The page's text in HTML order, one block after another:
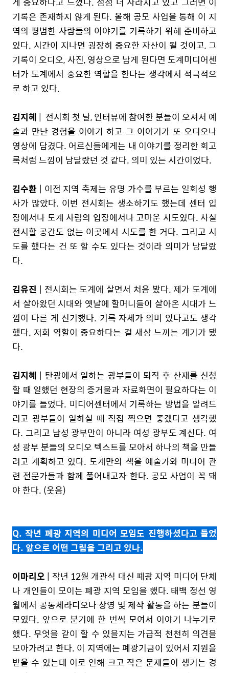
기록은 존재하지 않게 된다. 올해 공모 사업을 통해 이 지
역의 평범한 사람들의 이야기를 기록하기 위해 준비하고
있다. 시간이 지나면 굉장히 중요한 자산이 될 것이고, 그
기록이 오디오, 사진, 영상으로 남게 된다면 도계미디어센
터가 도계에서 중요한 역할을 한다는 생각에서 적극적으
로 하고 있다.
김지혜 | 전시회 첫 날, 인터뷰에 참여한 분들이 오셔서 예
술과 만난 경험을 이야기 하고 그 이야기가 또 오디오나
영상에 담겼다. 어르신들에게는 내 이야기를 정리한 회고
록처럼 느낌이 남달랐던 것 같다. 의미 있는 시간이었다.
김수환 | 이전 지역 축제는 유명 가수를 부르는 일회성 행
사가 많았다. 이번 전시회는 생소하기도 했는데 센터 입
장에서나 도계 사람의 입장에서나 고마운 시도였다. 사실
전시할 공간도 없는 이곳에서 시도를 한 거다. 그리고 시
도를 했다는 건 또 할 수도 있다는 것이라 의미가 남달랐
다.
김유진 | 전시회는 도계에 살면서 처음 봤다. 제가 도계에
서 살아왔던 시대와 옛날에 할머니들이 살아온 시대가 느
낌이 다른 게 신기했다. 기록 자체가 의미 있다고도 생각
했다. 저희 역할이 중요하다는 걸 새삼 느끼는 계기가 됐
다.
김지혜 | 탄광에서 일하는 광부들이 퇴직 후 산재를 신청
할 때 일했던 현장의 증거물과 자료화면이 필요하다는 이
야기를 들었다. 미디어센터에서 기록하는 방법을 알려드
리고 광부들이 일하실 때 직접 찍으면 좋겠다고 생각했
다. 그리고 남성 광부만이 아니라 여성 광부도 계신다. 여
성 광부 분들의 오디오 텍스트를 모아서 하나의 책을 만들
려고 계획하고 있다. 도계만의 색을 예술가와 미디어 관
련 전문가들과 함께 풀어내고자 한다. 공모 사업이 꼭 돼
야 한다. (웃음)
Q. 작년 폐광 지역의 미디어 모임도 진행하셨다고 들었
다. 앞으로 어떤 그림을 그리고 있나.
이마리오 | 작년 12월 개관식 대신 폐광 지역 미디어 단체
나 개인들이 모이는 폐광 지역 모임을 했다. 태백 정선 영
월에서 공동체라디오나 상영 및 제작 활동을 하는 분들이
모였다. 앞으로 분기에 한 번씩 모여서 이야기 나누기로
했다. 무엇을 같이 할 수 있을지는 가급적 천천히 의견을
모아가려고 한다. 이 지역에는 폐광기금이 있어서 지원을
받을 수 있는데 이로 인해 크고 작은 문제들이 생기는 경